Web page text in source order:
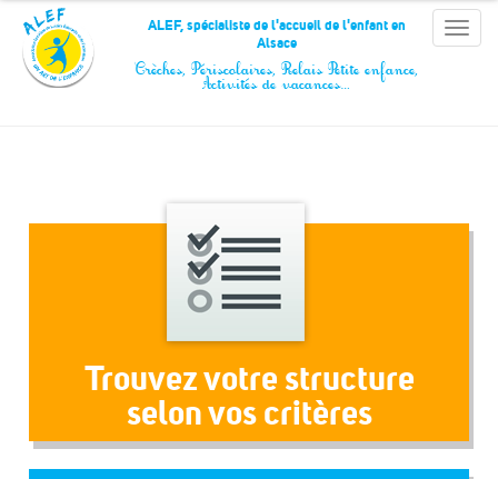
Panneau de gestion des cookies
Toggle
ALEF, spécialiste de l'accueil de l'enfant en
Alsace
Crèches, Périscolaires, Relais Petite enfance,
Activités de vacances…
Trouvez votre structure
selon vos critères